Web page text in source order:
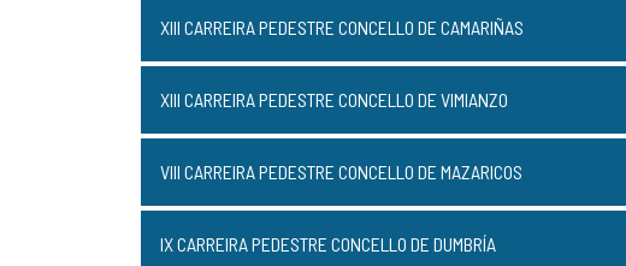
XIII CARREIRA PEDESTRE CONCELLO DE CAMARIÑAS
XIII CARREIRA PEDESTRE CONCELLO DE VIMIANZO
VIII CARREIRA PEDESTRE CONCELLO DE MAZARICOS
IX CARREIRA PEDESTRE CONCELLO DE DUMBRÍA